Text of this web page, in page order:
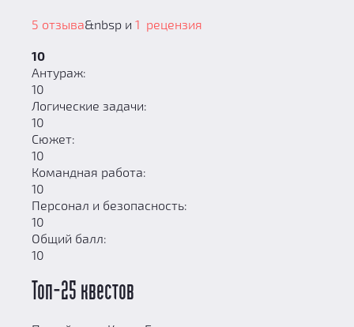
5 отзыва&nbsp и 1 рецензия
10
Антураж:
10
Логические задачи:
10
Сюжет:
10
Командная работа:
10
Персонал и безопасность:
10
Общий балл:
10
Топ-25 квестов